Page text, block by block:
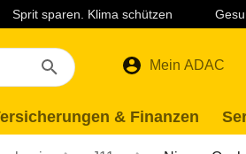
Sprit sparen. Klima schützen
Mein ADAC
& Finanzen